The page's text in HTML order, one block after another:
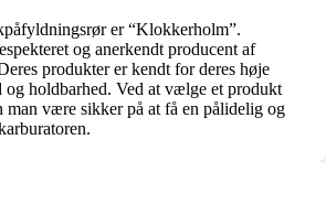
er “Klokkerholm”.
og anerkendt producent af
produkter er kendt for deres høje
holdbarhed. Ved at vælge et produkt
være sikker på at få en pålidelig og